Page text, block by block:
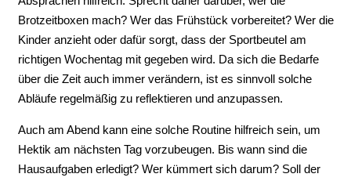
Brotzeitboxen mach? Wer das Frühstück vorbereitet? Wer die
Kinder anzieht oder dafür sorgt, dass der Sportbeutel am
richtigen Wochentag mit gegeben wird. Da sich die Bedarfe
über die Zeit auch immer verändern, ist es sinnvoll solche
Abläufe regelmäßig zu reflektieren und anzupassen.
Auch am Abend kann eine solche Routine hilfreich sein, um
Hektik am nächsten Tag vorzubeugen. Bis wann sind die
Hausaufgaben erledigt? Wer kümmert sich darum? Soll der